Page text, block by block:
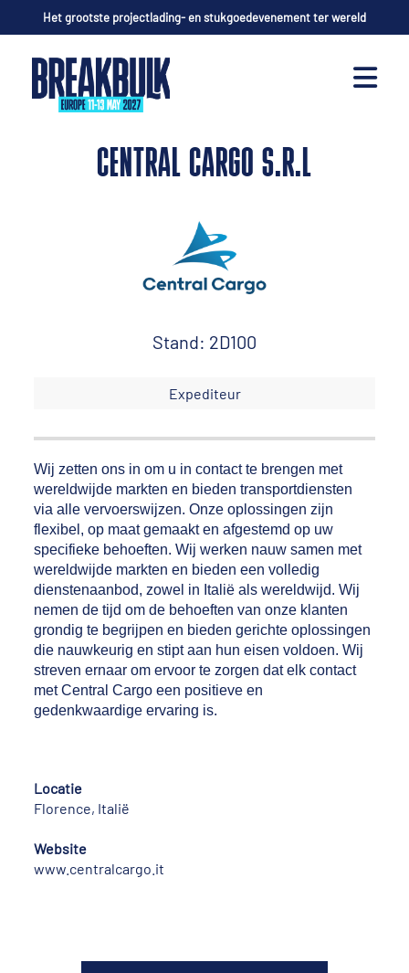
Het grootste projectlading- en stukgoedevenement ter wereld
CENTRAL CARGO S.R.L
Stand: 2D100
Expediteur
Wij zetten ons in om u in contact te brengen met
wereldwijde markten en bieden transportdiensten
via alle vervoerswijzen. Onze oplossingen zijn
flexibel, op maat gemaakt en afgestemd op uw
specifieke behoeften. Wij werken nauw samen met
wereldwijde markten en bieden een volledig
dienstenaanbod, zowel in Italië als wereldwijd. Wij
nemen de tijd om de behoeften van onze klanten
grondig te begrijpen en bieden gerichte oplossingen
die nauwkeurig en stipt aan hun eisen voldoen. Wij
streven ernaar om ervoor te zorgen dat elk contact
met Central Cargo een positieve en
gedenkwaardige ervaring is.
Locatie
Florence, Italië
Website
www.centralcargo.it